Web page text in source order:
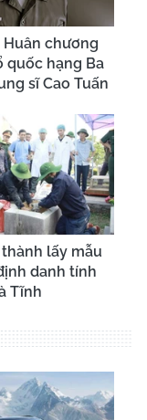
chương
quốc hạng Ba
sĩ Cao Tuấn
lấy mẫu
danh tính
Tĩnh